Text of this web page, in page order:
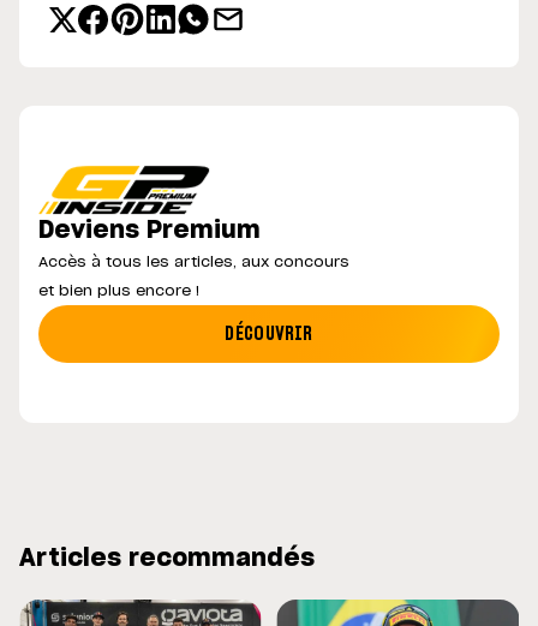
Deviens Premium
Accès à tous les articles, aux concours
et bien plus encore !
DÉCOUVRIR
Articles recommandés